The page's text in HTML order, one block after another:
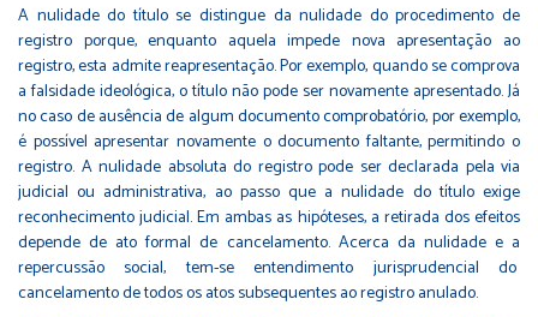
A nulidade do título se distingue da nulidade do procedimento de
registro porque, enquanto aquela impede nova apresentação ao
registro, esta admite reapresentação. Por exemplo, quando se comprova
a falsidade ideológica, o título não pode ser novamente apresentado. Já
no caso de ausência de algum documento comprobatório, por exemplo,
é possível apresentar novamente o documento faltante, permitindo o
registro. A nulidade absoluta do registro pode ser declarada pela via
judicial ou administrativa, ao passo que a nulidade do título exige
reconhecimento judicial. Em ambas as hipóteses, a retirada dos efeitos
depende de ato formal de cancelamento. Acerca da nulidade e a
repercussão social, tem-se entendimento jurisprudencial do
cancelamento de todos os atos subsequentes ao registro anulado.